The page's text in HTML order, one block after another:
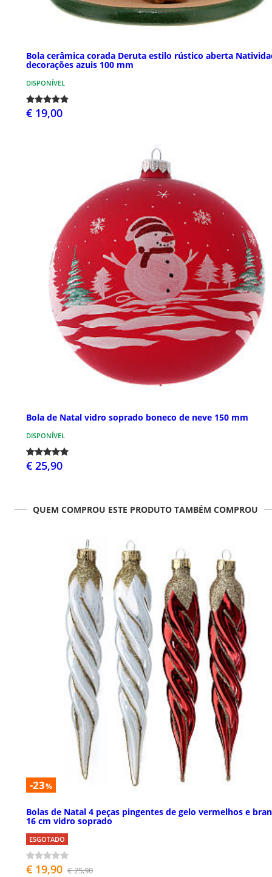
Bola cerâmica corada Deruta estilo rústico aberta
decorações azuis 100 mm
DISPONÍVEL
€ 19,00
Bola de Natal vidro soprado boneco de neve 150 mm
DISPONÍVEL
€ 25,90
QUEM COMPROU ESTE PRODUTO TAMBÉM COMPROU
-23%
Bolas de Natal 4 peças pingentes de gelo vermelhos e
16 cm vidro soprado
ESGOTADO
€ 19,90 € 25,90